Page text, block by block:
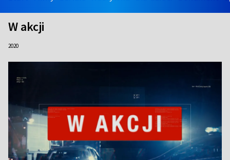
W akcji
2020